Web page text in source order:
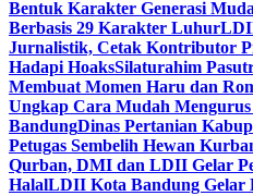
Bentuk Karakter Generasi
Berbasis 29 Karakter Luhur
Jurnalistik, Cetak Kontributor
Hadapi HoaksSilaturahim
Membuat Momen Haru dan
Ungkap Cara Mudah
BandungDinas Pertanian
Petugas Sembelih Hewan
Qurban, DMI dan LDII Gelar
HalalLDII Kota Bandung Gelar